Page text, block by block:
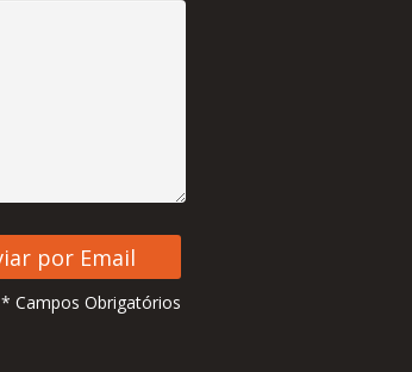
* Campos Obrigatórios